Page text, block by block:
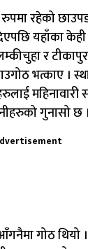
रहेको
यहाँका
र
भत्काए ।
महिनावारी
गुनासो छ ।
गोठ थियो